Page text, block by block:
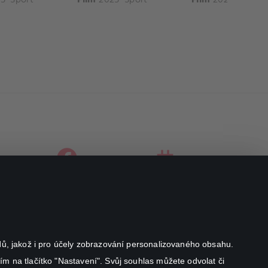
jakož i pro účely zobrazování personalizovaného obsahu.
na tlačítko "Nastavení". Svůj souhlas můžete odvolat či
facebookinstagram